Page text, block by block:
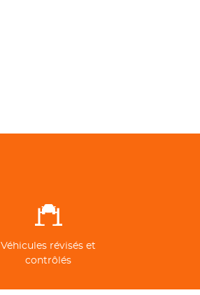
Véhicules révisés et
contrôlés